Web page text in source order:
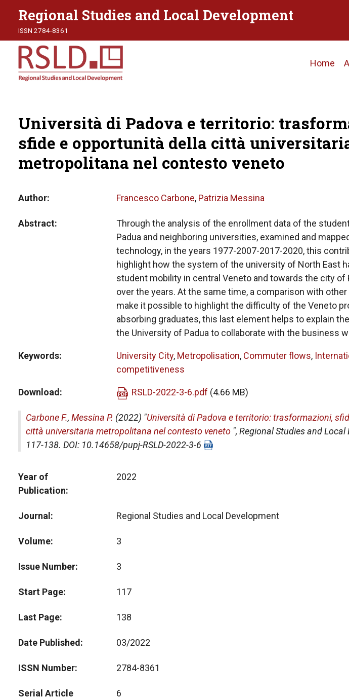
Regional Studies and Local Development
ISSN 2784-8361
Main
Home
Università di Padova e territorio:
sfide e opportunità della città
metropolitana nel contesto veneto
Author Francesco Carbone, Patrizia Messina
Abstract
Through the analysis of the enrollment data of the
Padua and neighboring universities, examined and
technology, in the years 1977-2007-2017-2020, this
highlight how the system of the university of North East
student mobility in central Veneto and towards the city of
over the years. At the same time, a comparison with other
make it possible to highlight the difficulty of the Veneto
absorbing graduates, this last element helps to explain
the University of Padua to collaborate with the business
Keywords University City, Metropolisation, Commuter flows,
competitiveness
Download RSLD-2022-3-6.pdf (4.66 MB)
Carbone F., Messina P. (2022) "Università di Padova e territorio: trasformazioni,
città universitaria metropolitana nel contesto veneto ", Regional Studies and Local
117-138. DOI: 10.14658/pupj-RSLD-2022-3-6
Year of
Publication
2022
Journal Regional Studies and Local Development
Volume 3
Issue Number 3
Start Page 117
Last Page 138
Date Published 03/2022
ISSN Number 2784-8361
Serial Article
6